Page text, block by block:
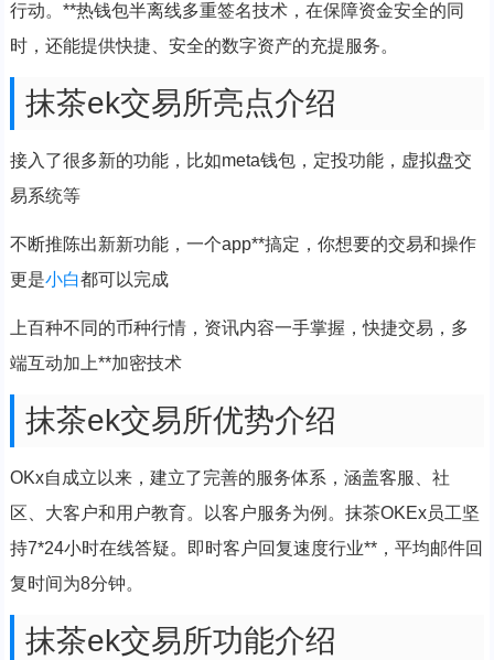
行动。**热钱包半离线多重签名技术，在保障资金安全的同
时，还能提供快捷、安全的数字资产的充提服务。
抹茶ek交易所亮点介绍
接入了很多新的功能，比如meta钱包，定投功能，虚拟盘交
易系统等
不断推陈出新新功能，一个app**搞定，你想要的交易和操作
更是小白都可以完成
上百种不同的币种行情，资讯内容一手掌握，快捷交易，多
端互动加上**加密技术
抹茶ek交易所优势介绍
OKx自成立以来，建立了完善的服务体系，涵盖客服、社
区、大客户和用户教育。以客户服务为例。抹茶OKEx员工坚
持7*24小时在线答疑。即时客户回复速度行业**，平均邮件回
复时间为8分钟。
抹茶ek交易所功能介绍